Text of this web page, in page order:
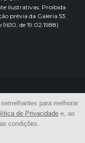
ilustrativas. Proibida
prévia da Galeria 53.
de 19.02.1988)
para melhorar
de Privacidade e, ao
condições.